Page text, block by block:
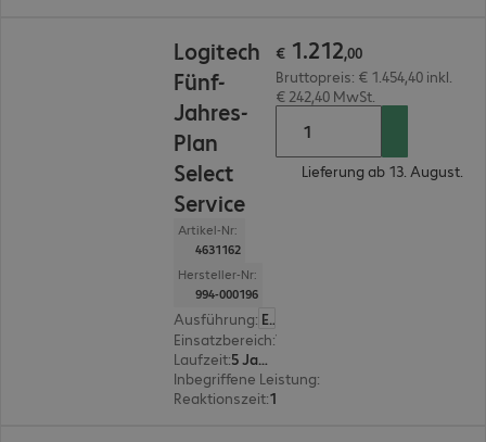
Logitech
Fünf-
Jahres-
Plan
Select
Service
Artikel-Nr:
4631162
Hersteller-Nr:
994-000196
Ausführung: Europäisch
Einsatzbereich:
Laufzeit:
5 Jahre
Inbegriffene Leistung:
Reaktionszeit:
€ 1.212,00
Bruttopreis: € 1.454,40 inkl.
€ 242,40 MwSt.
Lieferung ab 13. August.